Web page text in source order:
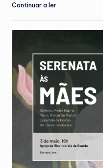
Continuar a ler